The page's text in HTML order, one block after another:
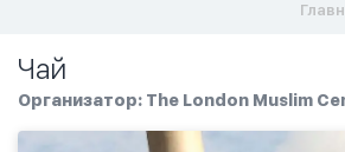
Чай
Организатор: The London Muslim